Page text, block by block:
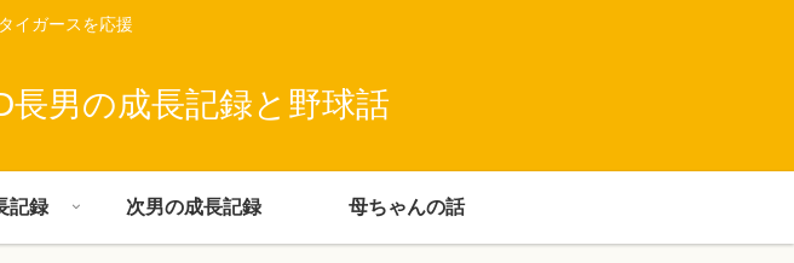
イガースを応援
男の成長記録と野球話
記録 次男の成長記録 母ちゃんの話